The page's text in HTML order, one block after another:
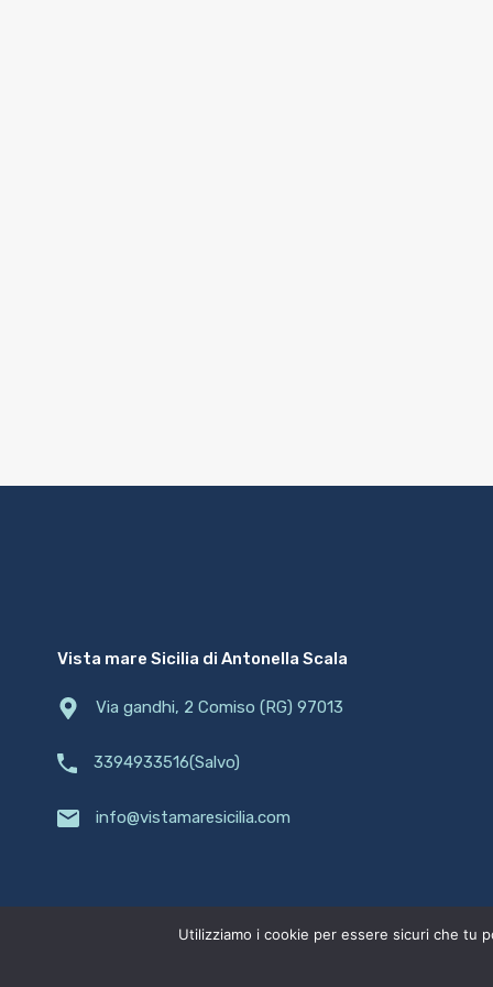
Vista mare Sicilia di Antonella Scala
Via gandhi, 2 Comiso (RG) 97013
3394933516(Salvo)
info@vistamaresicilia.com
Utilizziamo i cookie per essere sicuri che tu